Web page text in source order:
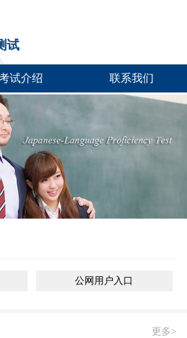
试
试介绍 联系我们
公网用户入口
更多>